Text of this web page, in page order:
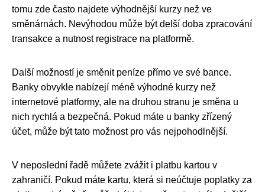
tomu zde často najdete výhodnější kurzy než ve
směnárnách. Nevýhodou může být delší doba zpracování
transakce a nutnost registrace na platformě.
Další možností je směnit peníze přímo ve své bance.
Banky obvykle nabízejí méně výhodné kurzy než
internetové platformy, ale na druhou stranu je směna u
nich rychlá a bezpečná. Pokud máte u banky zřízený
účet, může být tato možnost pro vás nejpohodlnější.
V neposlední řadě můžete zvážit i platbu kartou v
zahraničí. Pokud máte kartu, která si neúčtuje poplatky za